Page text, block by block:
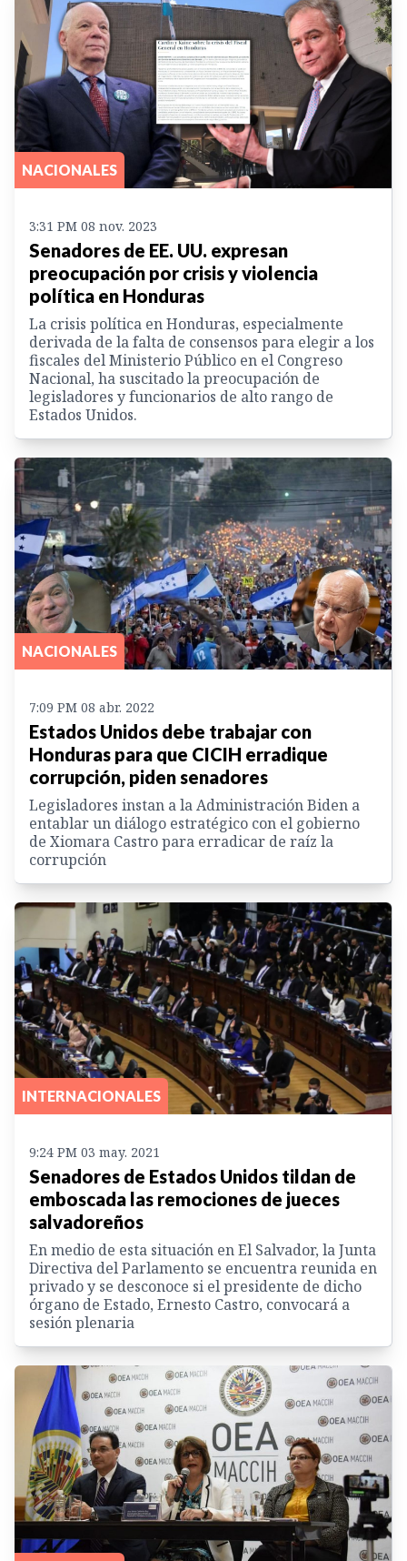
NACIONALES
3:31 PM 08 nov. 2023
Senadores de EE. UU. expresan
preocupación por crisis y violencia
política en Honduras
La crisis política en Honduras, especialmente
derivada de la falta de consensos para elegir a los
fiscales del Ministerio Público en el Congreso
Nacional, ha suscitado la preocupación de
legisladores y funcionarios de alto rango de
Estados Unidos.
NACIONALES
7:09 PM 08 abr. 2022
Estados Unidos debe trabajar con
Honduras para que CICIH erradique
corrupción, piden senadores
Legisladores instan a la Administración Biden a
entablar un diálogo estratégico con el gobierno
de Xiomara Castro para erradicar de raíz la
corrupción
INTERNACIONALES
9:24 PM 03 may. 2021
Senadores de Estados Unidos tildan de
emboscada las remociones de jueces
salvadoreños
En medio de esta situación en El Salvador, la Junta
Directiva del Parlamento se encuentra reunida en
privado y se desconoce si el presidente de dicho
órgano de Estado, Ernesto Castro, convocará a
sesión plenaria